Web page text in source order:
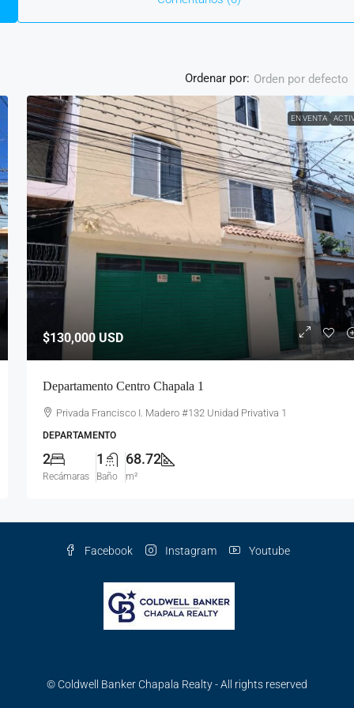
Ordenar por: Orden por defecto
EN VENTA
$130,000 USD
Departamento Centro Chapala 1
Privada Francisco I. Madero #132 Unidad Privativa 1
DEPARTAMENTO
2
Recámaras
1
Baño
68.72
m²
Facebook Instagram Youtube
© Coldwell Banker Chapala Realty - All rights reserved